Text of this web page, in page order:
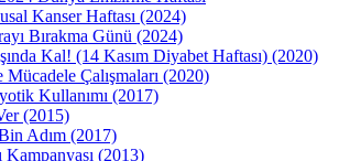
Kanser Haftası (2024)
Bırakma Günü (2024)
Kal! (14 Kasım Diyabet Haftası) (2020)
Mücadele Çalışmaları (2020)
Kullanımı (2017)
(2015)
Adım (2017)
Kampanyası (2013)